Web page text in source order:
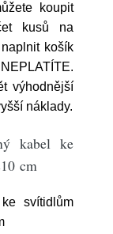
koupit
kusů na
košík
výhodnější
náklady.
kabel ke
cm
svítidlům